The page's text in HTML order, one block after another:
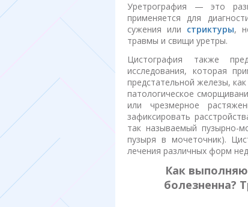
Уретрография — это
применяется для
сужения или стриктуры,
травмы и свищи уретры.
Цистография также
исследования, которая
предстательной железы,
патологическое
или чрезмерное
зафиксировать
так называемый пузырно-
пузыря в мочеточник).
лечения различных форм
Как
болезненна?